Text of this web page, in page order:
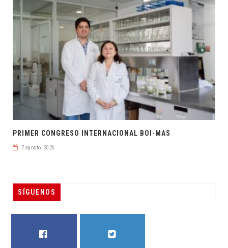
PRIMER CONGRESO INTERNACIONAL BOI-MAS
7 agosto, 2026
SÍGUENOS